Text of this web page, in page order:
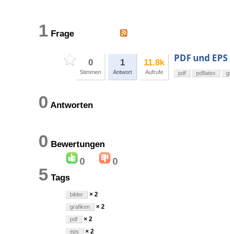
1 Frage
0
Stimmen
1
Antwort
11.8k
Aufrufe
PDF und
pdf pdflatex
0 Antworten
0 Bewertungen
0 0
5 Tags
bilder × 2
grafiken × 2
pdf × 2
eps × 2